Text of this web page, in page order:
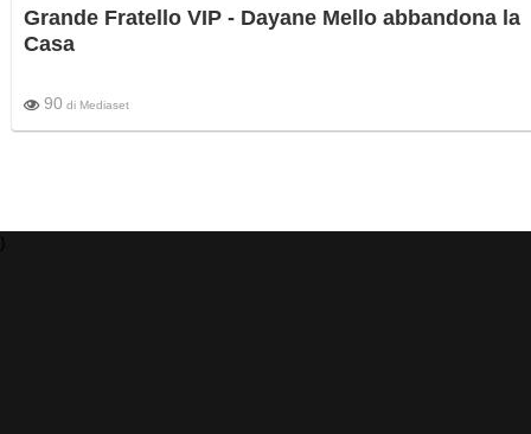
Grande Fratello VIP - Dayane Mello abbandona la
Casa
90 di Mediaset